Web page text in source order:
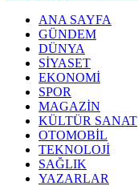
ANA SAYFA
GÜNDEM
DÜNYA
SİYASET
EKONOMİ
SPOR
MAGAZİN
KÜLTÜR SANAT
OTOMOBİL
TEKNOLOJİ
SAĞLIK
YAZARLAR